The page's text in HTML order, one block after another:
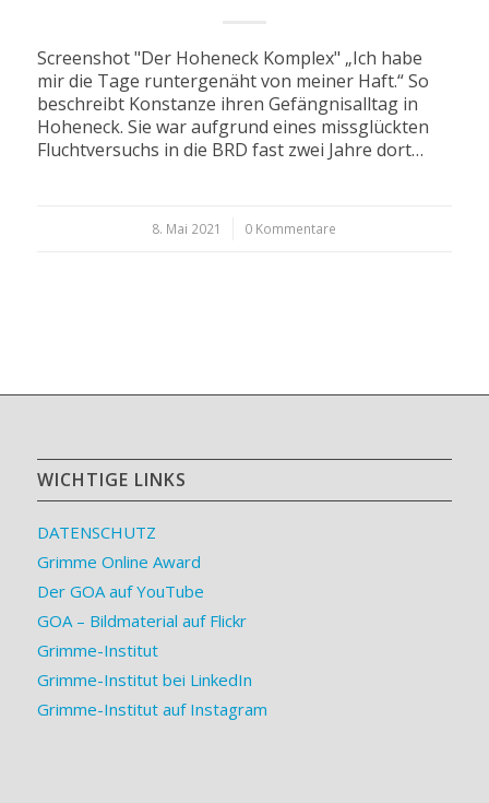
Screenshot "Der Hoheneck Komplex" „Ich habe
mir die Tage runtergenäht von meiner Haft.“ So
beschreibt Konstanze ihren Gefängnisalltag in
Hoheneck. Sie war aufgrund eines missglückten
Fluchtversuchs in die BRD fast zwei Jahre dort…
8. Mai 2021
/ 0 Kommentare
WICHTIGE LINKS
DATENSCHUTZ
Grimme Online Award
Der GOA auf YouTube
GOA – Bildmaterial auf Flickr
Grimme-Institut
Grimme-Institut bei LinkedIn
Grimme-Institut auf Instagram